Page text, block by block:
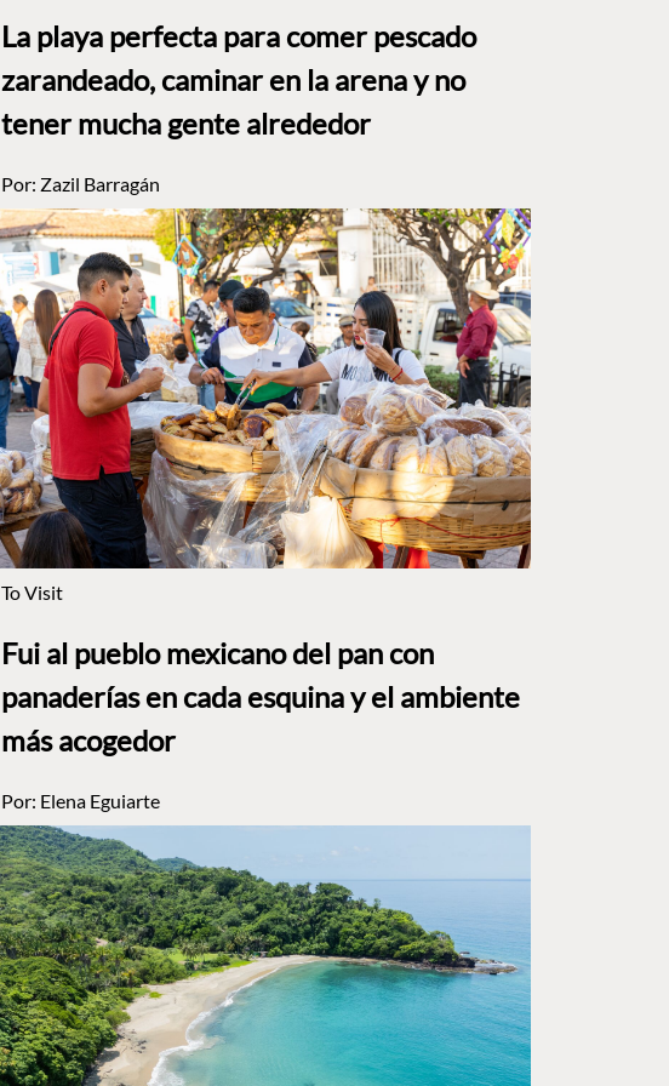
La playa perfecta para comer pescado
zarandeado, caminar en la arena y no
tener mucha gente alrededor
Por: Zazil Barragán
To Visit
Fui al pueblo mexicano del pan con
panaderías en cada esquina y el ambiente
más acogedor
Por: Elena Eguiarte